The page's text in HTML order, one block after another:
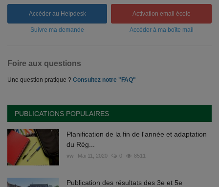
Accéder au Helpdesk Activation email école
Suivre ma demande Accéder à ma boîte mail
Foire aux questions
Une question pratique ? Consultez notre "FAQ"
PUBLICATIONS POPULAIRES
Planification de la fin de l'année et adaptation
du Règ...
vw Mai 11, 2020 0 8511
Publication des résultats des 3e et 5e